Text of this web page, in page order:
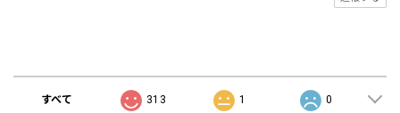
すべて 313 1 0